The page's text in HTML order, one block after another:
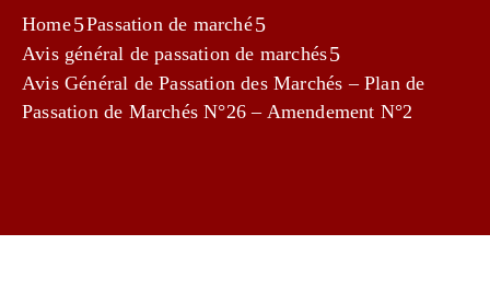
Home
Passation de marché
Avis général de passation de marchés
Avis Général de Passation des Marchés – Plan de
Passation de Marchés N°26 – Amendement N°2